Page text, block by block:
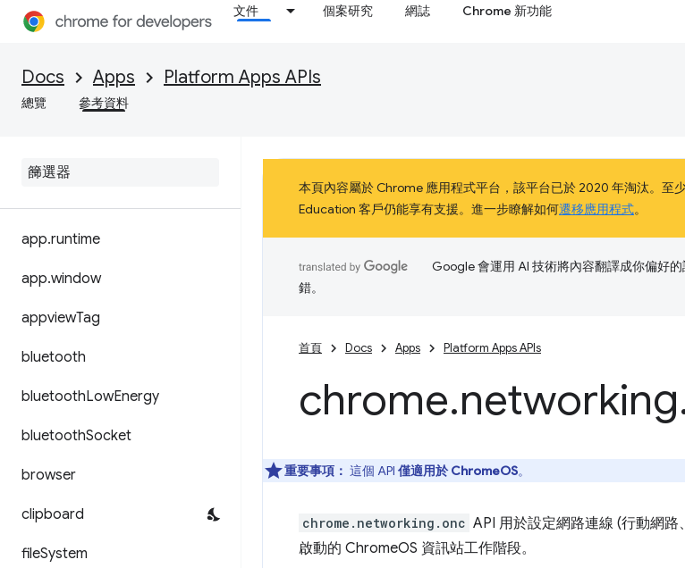
文件 個案研究 網誌 Chrome 新功能
Docs Apps Platform Apps APIs
總覽 參考資料
app.runtime
app.window
appviewTag
bluetooth
bluetoothLowEnergy
bluetoothSocket
browser
clipboard
fileSystem
本頁內容屬於 Chrome 應用程式平台，該平台已於 2020 年淘汰。至
Education 客戶仍能享有支援。進一步瞭解如何遷移應用程式。
Google 會運用 AI 技術將內容翻譯成你偏好
錯。
首頁 Docs Apps Platform Apps APIs
chrome.networking
重要事項： 這個 API 僅適用於 ChromeOS。
chrome.networking.onc API 用於設定網路連線 (行動網
啟動的 ChromeOS 資訊站工作階段。